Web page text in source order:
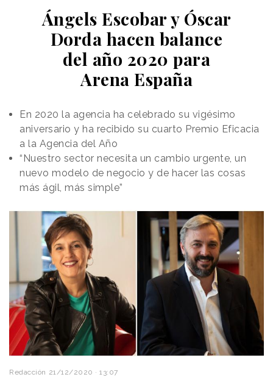
Ángels Escobar y Óscar
Dorda hacen balance
del año 2020 para
Arena España
En 2020 la agencia ha celebrado su vigésimo
aniversario y ha recibido su cuarto Premio Eficacia
a la Agencia del Año
“Nuestro sector necesita un cambio urgente, un
nuevo modelo de negocio y de hacer las cosas
más ágil, más simple”
Redacción 21/12/2020 · 13:07